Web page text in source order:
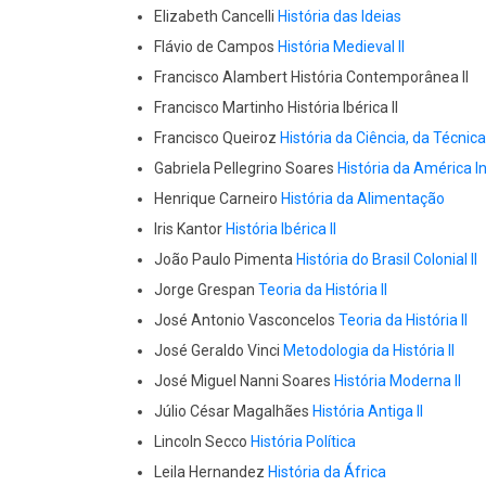
Elizabeth Cancelli História das Ideias
Flávio de Campos História Medieval II
Francisco Alambert História Contemporânea II
Francisco Martinho História Ibérica II
Francisco Queiroz História da Ciência, da
Gabriela Pellegrino Soares História da América
Henrique Carneiro História da Alimentação
Iris Kantor História Ibérica II
João Paulo Pimenta História do Brasil Colonial II
Jorge Grespan Teoria da História II
José Antonio Vasconcelos Teoria da História II
José Geraldo Vinci Metodologia da História II
José Miguel Nanni Soares História Moderna II
Júlio César Magalhães História Antiga II
Lincoln Secco História Política
Leila Hernandez História da África